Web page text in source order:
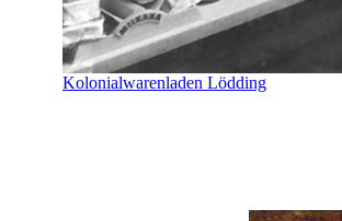
Kolonialwarenladen Lödding